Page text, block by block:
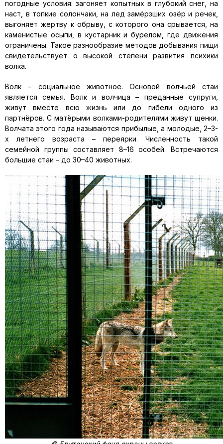
погодные условия: загоняет копытных в глубокий снег, на
наст, в топкие солончаки, на лед замёрзших озёр и речек,
выгоняет жертву к обрыву, с которого она срывается, на
каменистые осыпи, в кустарник и бурелом, где движения
ограничены. Такое разнообразие методов добывания пищи
свидетельствует о высокой степени развития психики
волка.
Волк – социальное животное. Основой волчьей стаи
является семья. Волк и волчица – преданные супруги,
живут вместе всю жизнь или до гибели одного из
партнёров. С матёрыми волками-родителями живут щенки.
Волчата этого года называются прибылые, а молодые, 2–3-
х летнего возраста – переярки. Численность такой
семейной группы составляет 8–16 особей. Встречаются
большие стаи – до 30–40 животных.